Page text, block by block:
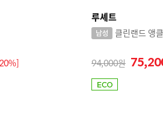
루셰트
클린랜드 앵
94,000